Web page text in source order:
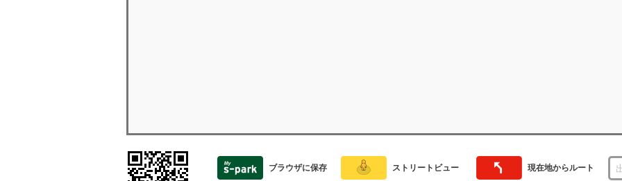
ブラウザに保存 ストリートビュー 現在地からルート